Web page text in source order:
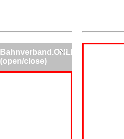
Bahnverband.ONLINE
(open/close)